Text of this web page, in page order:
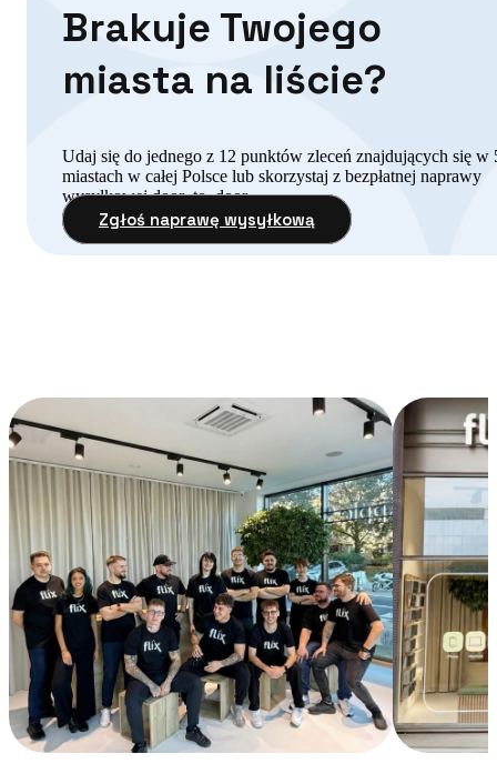
Brakuje Twojego
miasta na liście?
Udaj się do jednego z 12 punktów zleceń znajdujących się w
miastach w całej Polsce lub skorzystaj z bezpłatnej naprawy
wysyłkowej door–to–door.
Zgłoś naprawę wysyłkową